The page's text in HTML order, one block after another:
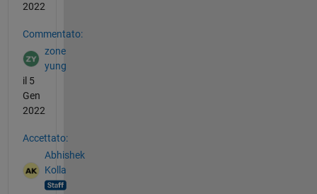
2022
Commentato:
zone
yung
il 5
Gen
2022
Accettato:
Abhishek
Kolla